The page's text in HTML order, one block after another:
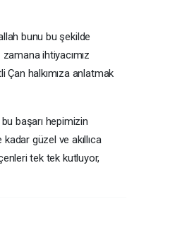
bunu bu şekilde
ihtiyacımız
halkımıza anlatmak
başarı hepimizin
güzel ve akıllıca
tek tek kutluyor,